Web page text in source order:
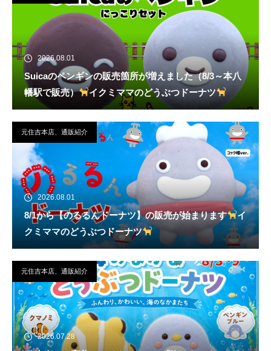
2026.08.01
Suicaのペンギンの販売箇所が増えました（8/3～本八
幡駅で販売）
イクミママのどうぶつドーナツ
元住吉本店、通販紹介
2026.08.01
8/1から【のるるんドーナツ】の販売が始まります
イ
クミママのどうぶつドーナツ
元住吉本店、通販紹介
2026.07.28